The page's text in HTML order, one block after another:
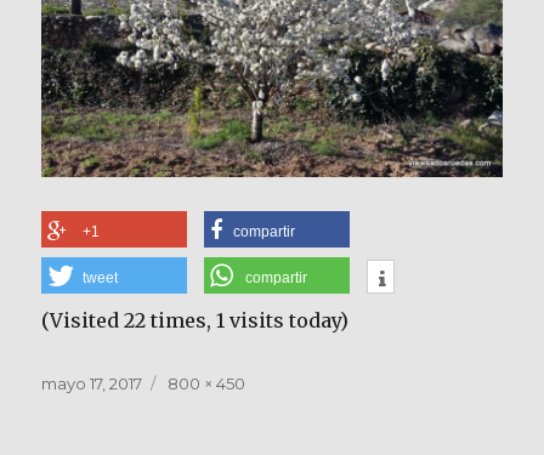
+1 compartir
tweet compartir
(Visited 22 times, 1 visits today)
Publicado
mayo 17, 2017
Tamaño
800 × 450